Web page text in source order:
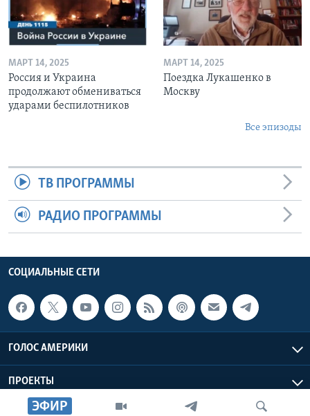
ЭФИР
МАРТ 14, 2025
Россия и Украина
продолжают обмениваться
ударами беспилотников
МАРТ 14, 2025
Поездка Лукашенко в
Москву
Все эпизоды
ТВ ПРОГРАММЫ
РАДИО ПРОГРАММЫ
СОЦИАЛЬНЫЕ СЕТИ
ГОЛОС АМЕРИКИ
ПРОЕКТЫ